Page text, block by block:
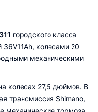
городского класса
36V11Ah, колесами 20
механическими
колесах 27,5 дюймов. В
трансмиссия Shimano,
механические тормоза